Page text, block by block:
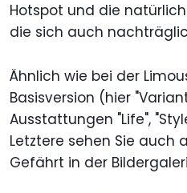
Hotspot und die
die sich auch
Ähnlich wie bei der
Basisversion (hier
Ausstattungen "Life",
Letztere sehen Sie auch
Gefährt in der